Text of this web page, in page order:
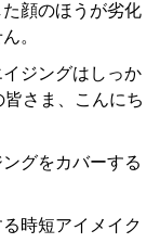
顔のほうが劣化
。
イジングはしっか
さま、こんにち
グをカバーする
時短アイメイク